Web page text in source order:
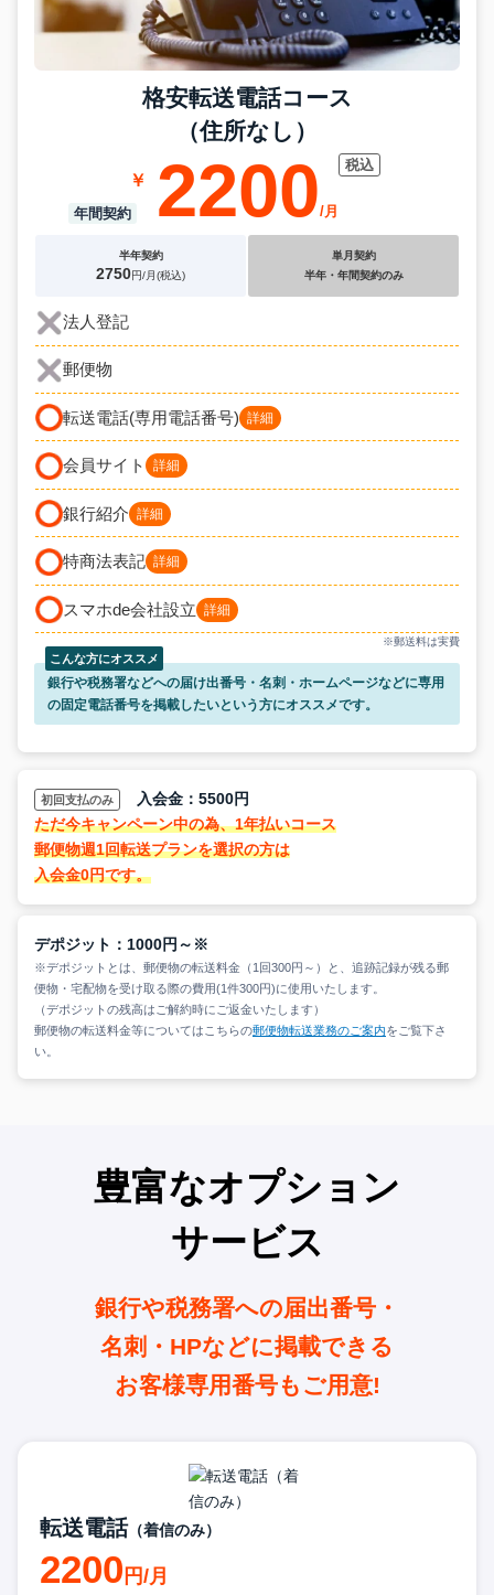
格安転送電話コース
（住所なし）
2200
2750
法人登記
郵便物
転送電話(専用電話番号) 詳細
会員サイト 詳細
銀行紹介 詳細
特商法表記 詳細
スマホde会社設立 詳細
銀行や税務署などへの届け出番号・名刺・ホームページなどに専用
の固定電話番号を掲載したいという方にオススメです。
入会金：5500円
ただ今キャンペーン中の為、1年払いコース
郵便物週1回転送プランを選択の方は
入会金0円です。
デポジット：1000円～※
※デポジットとは、郵便物の転送料金（1回300円～）と、追跡記録が残る郵
便物・宅配物を受け取る際の費用(1件300円)に使用いたします。
（デポジットの残高はご解約時にご返金いたします）
郵便物の転送料金等についてはこちらの郵便物転送業務のご案内をご覧下さ
い。
豊富なオプション
サービス
銀行や税務署への届出番号・
名刺・HPなどに掲載できる
お客様専用番号もご用意!
転送電話（着信のみ）
2200